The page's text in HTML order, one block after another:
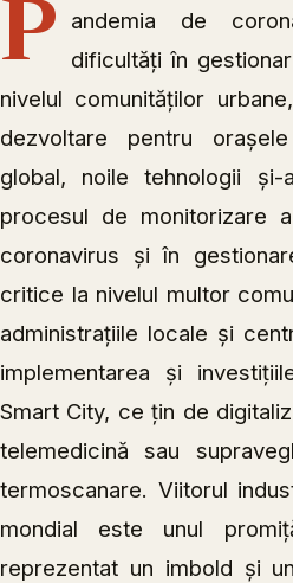
P
andemia de
dificultăți în
nivelul comunităților
dezvoltare pentru
global, noile tehnologii
procesul de monitorizare
coronavirus și în
critice la nivelul multor
administrațiile locale și
implementarea și
Smart City, ce țin de
telemedicină sau
termoscanare. Viitorul
mondial este unul
reprezentat un imbold și